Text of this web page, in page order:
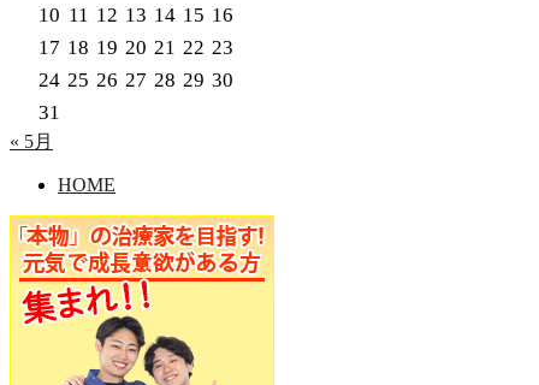
10 11 12 13 14 15 16
17 18 19 20 21 22 23
24 25 26 27 28 29 30
31
« 5月
HOME